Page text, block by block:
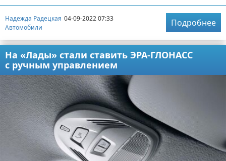
Надежда Радецкая 04-09-2022 07:33
Автомобили
Подробнее
На «Лады» стали ставить ЭРА-ГЛОНАСС
с ручным управлением